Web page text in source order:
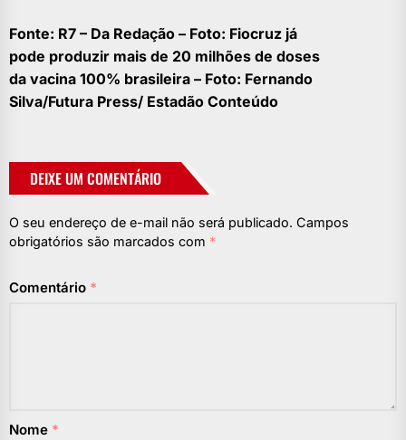
Fonte: R7 – Da Redação – Foto: Fiocruz já
pode produzir mais de 20 milhões de doses
da vacina 100% brasileira – Foto: Fernando
Silva/Futura Press/ Estadão Conteúdo
DEIXE UM COMENTÁRIO
O seu endereço de e-mail não será publicado. Campos
obrigatórios são marcados com *
Comentário *
Nome *